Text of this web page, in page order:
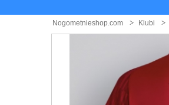
Nogometnieshop.com Klubi